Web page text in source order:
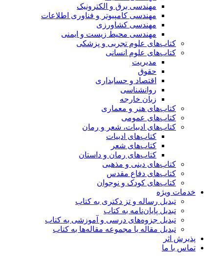
مهندسی برق و الکترونیک
مهندسی کامپیوتر و فناوری اطلاعات
مهندسی کشاورزی
مهندسی محیط زیست و ایمنی
کتاب‌های علوم تجربی و پزشکی
کتاب‌های علوم انسانی
مدیریت
حقوق
اقتصاد و حسابداری
روانشناسی
زبان خارجه
کتاب‌های هنر و معماری
کتاب‌های عمومی
کتاب‌های ادبیات، شعر و رمان
کتاب‌های ادبیات
کتاب‌های شعر
کتاب‌های رمان و داستان
کتاب‌های دینی و مذهبی
کتاب‌های دفاع مقدس
کتاب‌های کودک و نوجوان
خدمات ویژه
تبدیل رساله و تز دکتری به کتاب
تبدیل پایان‌نامه به کتاب
تبدیل جزوه‌های درسی و آموزشی به کتاب
تبدیل مقاله یا مجموعه مقاله‌ها به کتاب
پذیرش اثر
تماس با ما